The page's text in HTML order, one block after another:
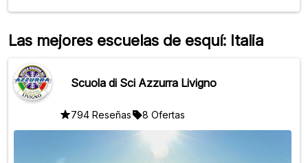
Las mejores escuelas de esquí: Italia
Scuola di Sci Azzurra Livigno
794 Reseñas 8 Ofertas